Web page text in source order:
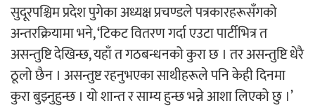
‘दुर्गा’ निर्माण गर्दै सम्राट
सुदूरपश्चिम प्रदेश पुगेका अध्यक्ष प्रचण्डले पत्रकारहरूसँगको
अन्तरक्रियामा भने, ‘टिकट वितरण गर्दा एउटा पार्टीभित्र त
असन्तुष्टि देखिन्छ, यहाँ त गठबन्धनको कुरा छ । तर असन्तुष्टि धेरै
ठूलो छैन । असन्तुष्ट रहनुभएका साथीहरूले पनि केही दिनमा
कुरा बुझ्नुहुन्छ । यो शान्त र साम्य हुन्छ भन्ने आशा लिएको छु ।’